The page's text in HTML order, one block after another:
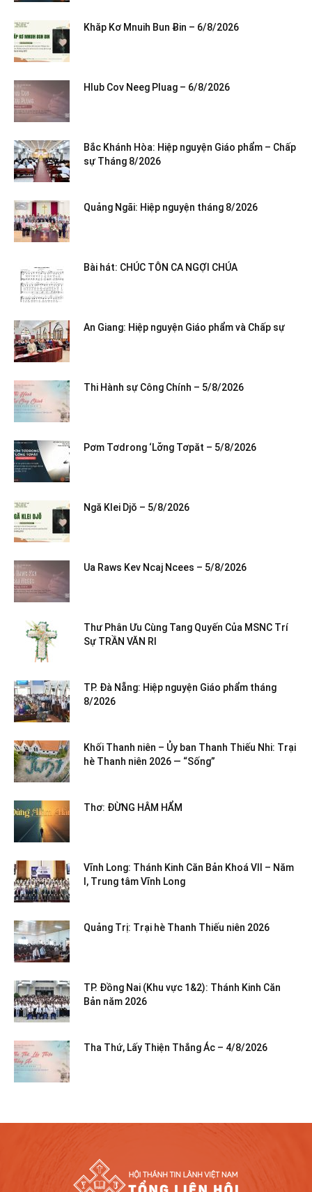
Khăp Kơ Mnuih Bun Ƀin – 6/8/2026
Hlub Cov Neeg Pluag – 6/8/2026
Bắc Khánh Hòa: Hiệp nguyện Giáo phẩm – Chấp
sự Tháng 8/2026
Quảng Ngãi: Hiệp nguyện tháng 8/2026
Bài hát: CHÚC TÔN CA NGỢI CHÚA
An Giang: Hiệp nguyện Giáo phẩm và Chấp sự
Thi Hành sự Công Chính – 5/8/2026
Pơm Tơdrong ‘Lơ̆ng Tơpăt – 5/8/2026
Ngă Klei Djŏ – 5/8/2026
Ua Raws Kev Ncaj Ncees – 5/8/2026
Thư Phân Ưu Cùng Tang Quyến Của MSNC Trí
Sự TRẦN VĂN RI
TP. Đà Nẵng: Hiệp nguyện Giáo phẩm tháng
8/2026
Khối Thanh niên – Ủy ban Thanh Thiếu Nhi: Trại
hè Thanh niên 2026 — “Sống”
Thơ: ĐỪNG HÂM HẨM
Vĩnh Long: Thánh Kinh Căn Bản Khoá VII – Năm
I, Trung tâm Vĩnh Long
Quảng Trị: Trại hè Thanh Thiếu niên 2026
TP. Đồng Nai (Khu vực 1&2): Thánh Kinh Căn
Bản năm 2026
Tha Thứ, Lấy Thiện Thắng Ác – 4/8/2026